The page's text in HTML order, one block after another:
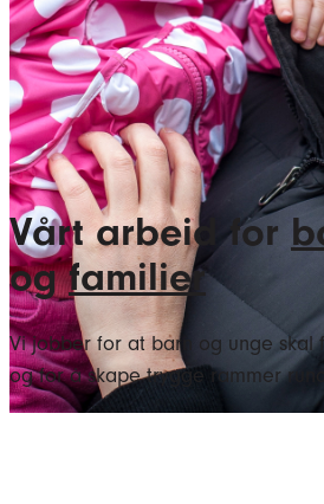
Vårt arbeid for
ogfamilier
Vi jobber for at barn og unge skal
og for å skape trygge rammer